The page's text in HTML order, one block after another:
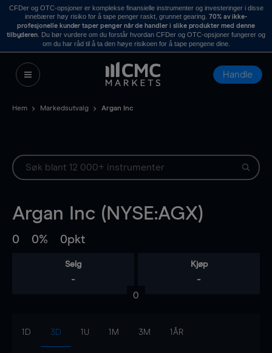
CFDer og OTC-opsjoner er komplekse finansielle instrumenter og investeringer i disse
innebærer høy risiko for å tape penger raskt, grunnet gearing. 70% av ikke-
profesjonelle kunder taper penger når de handler i slike produkter med denne
tilbyderen . Du bør vurdere om du forstår hvordan CFDer og OTC-opsjoner fungerer og
om du har råd til å ta den høye risikoen for å tape pengene dine.
Handle
Hem Markedsutvalg Argan Inc
Argan Inc (NYSE:AGX)
0 0% 0pkt
Selg
-
Kjøp
-
0
1D 3D 1U 1M 3M 1ÅR